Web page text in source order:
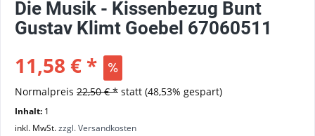
Die Musik - Kissenbezug Bunt
Gustav Klimt Goebel 67060511
11,58 € *
Normalpreis 22,50 € * statt (48,53% gespart)
Inhalt: 1
inkl. MwSt.zzgl. Versandkosten